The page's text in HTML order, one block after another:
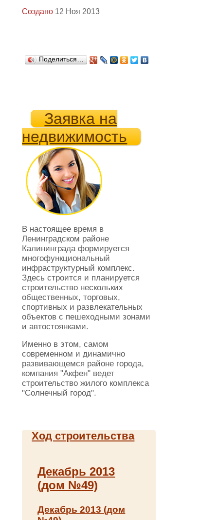
Создано 12 Ноя 2013
Поделиться…
Заявка на
недвижимость
В настоящее время в
Ленинградском районе
Калининграда формируется
многофункциональный
инфраструктурный комплекс.
Здесь строится и планируется
строительство нескольких
общественных, торговых,
спортивных и развлекательных
объектов с пешеходными зонами
и автостоянками.
Именно в этом, самом
современном и динамично
развивающемся районе города,
компания "Акфен" ведет
строительство жилого комплекса
"Солнечный город".
Ход строительства
Декабрь 2013
(дом №49)
Декабрь 2013 (дом